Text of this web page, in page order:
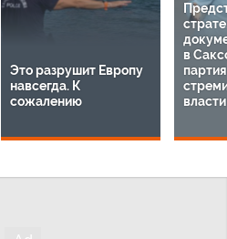
Это разрушит Европу
навсегда. К
сожалению
в